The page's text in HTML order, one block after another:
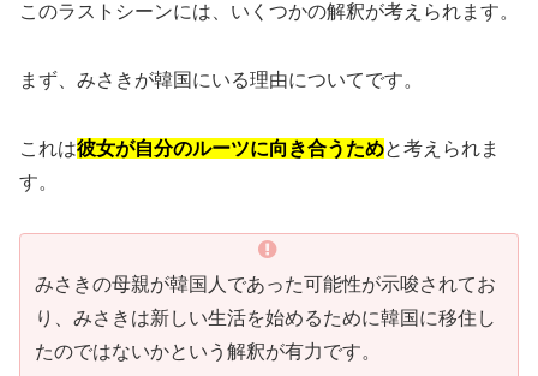
このラストシーンには、いくつかの解釈が考えられます。
まず、みさきが韓国にいる理由についてです。
これは彼女が自分のルーツに向き合うためと考えられま
す。
みさきの母親が韓国人であった可能性が示唆されてお
り、みさきは新しい生活を始めるために韓国に移住し
たのではないかという解釈が有力です。